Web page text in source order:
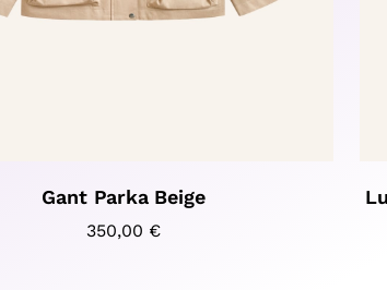
Gant Parka Beige
350,00 €